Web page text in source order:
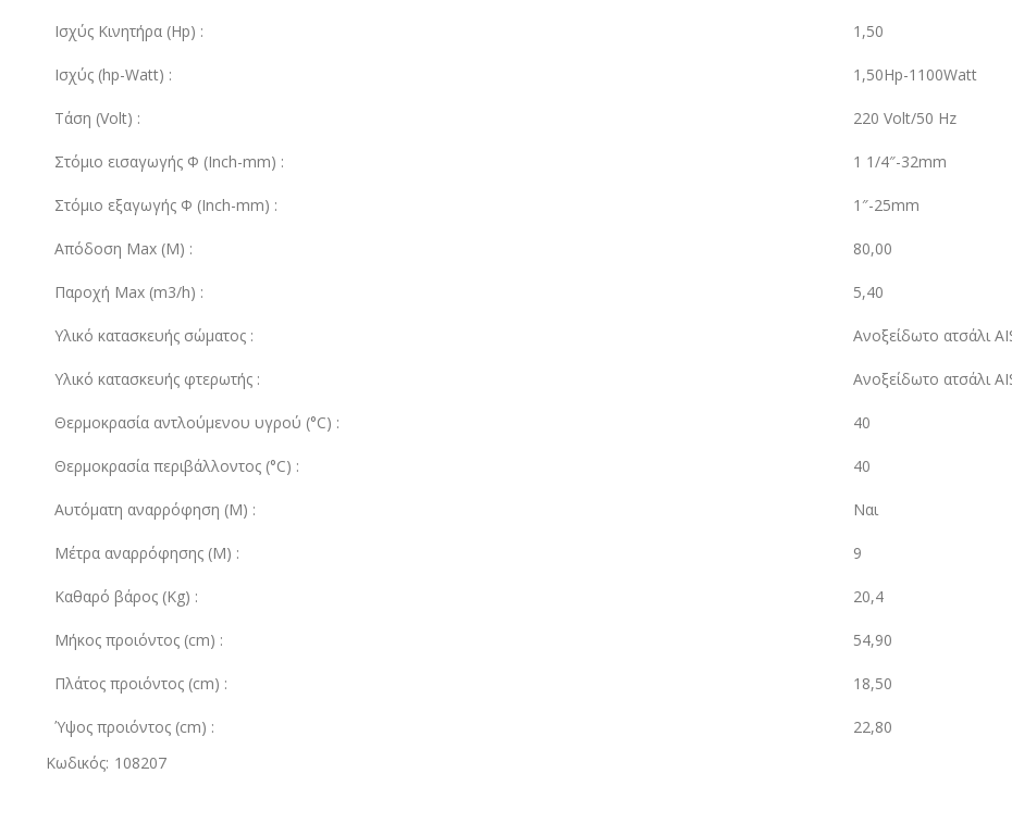
Ισχύς Κινητήρα (Hp) : 1,50
Ισχύς (hp-Watt) : 1,50Hp-1100Watt
Τάση (Volt) : 220 Volt/50 Hz
Στόμιο εισαγωγής Φ (Inch-mm) : 1 1/4″-32mm
Στόμιο εξαγωγής Φ (Inch-mm) : 1″-25mm
Απόδοση Max (M) : 80,00
Παροχή Max (m3/h) : 5,40
Υλικό κατασκευής σώματος : Ανοξείδωτο ατσάλι
Υλικό κατασκευής φτερωτής : Ανοξείδωτο ατσάλι
Θερμοκρασία αντλούμενου υγρού (°C) : 40
Θερμοκρασία περιβάλλοντος (°C) : 40
Αυτόματη αναρρόφηση (M) : Ναι
Μέτρα αναρρόφησης (M) : 9
Καθαρό βάρος (Kg) : 20,4
Μήκος προιόντος (cm) : 54,90
Πλάτος προιόντος (cm) : 18,50
Ύψος προιόντος (cm) :
22,80
Κωδικός: 108207